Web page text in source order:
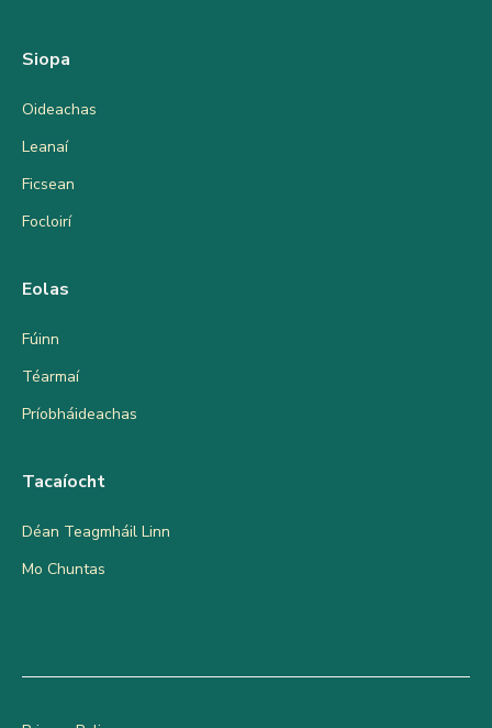
Siopa
Oideachas
Leanaí
Ficsean
Focloirí
Eolas
Fúinn
Téarmaí
Príobháideachas
Tacaíocht
Déan Teagmháil Linn
Mo Chuntas